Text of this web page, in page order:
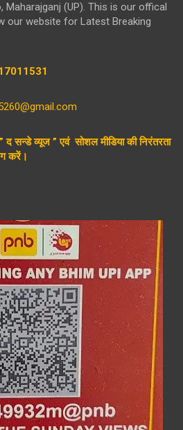
Maharajganj (UP). This is our offical
our website for Latest Breaking
” द सन्डे व्यूज ” एवं सोशल मीडिया की निरंतरता
करें।